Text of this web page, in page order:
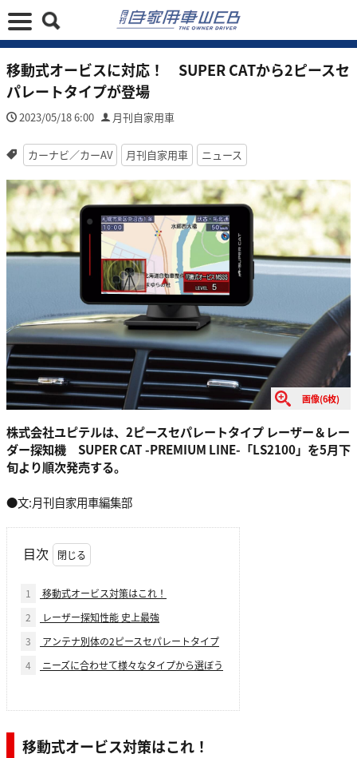
移動式オービスに対応！ SUPER CATから2ピースセ
パレートタイプが登場
2023/05/18 6:00 月刊自家用車
カーナビ／カーAV 月刊自家用車 ニュース
画像(6枚)
株式会社ユピテルは、2ピースセパレートタイプ レーザー＆レー
ダー探知機 SUPER CAT -PREMIUM LINE-「LS2100」を5月下
旬より順次発売する。
●文:月刊自家用車編集部
目次
1
移動式オービス対策はこれ！
2
レーザー探知性能 史上最強
3
アンテナ別体の2ピースセパレートタイプ
4
ニーズに合わせて様々なタイプから選ぼう
移動式オービス対策はこれ！